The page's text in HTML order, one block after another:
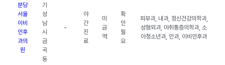
분당
서울
이비
인후
과의
원
기
성
남
시
금
곡
동
-
야
간
진
료
미
금
역
확
인
필
요
피부과, 내과, 정신건강의학과,
성형외과, 마취통증의학과, 소
아청소년과, 안과, 이비인후과